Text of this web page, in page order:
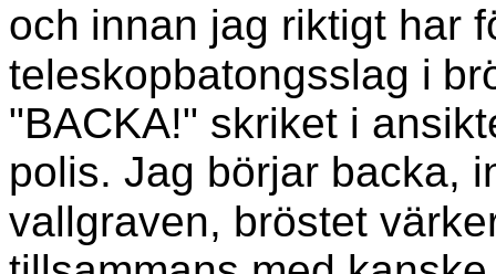
och innan jag riktigt har
teleskopbatongsslag i
"BACKA!" skriket i
polis. Jag börjar backa,
vallgraven, bröstet